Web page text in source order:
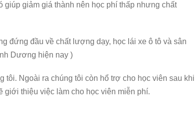
giúp giảm giá thành nên học phí thấp nhưng chất
đứng đầu về chất lượng dạy, học lái xe ô tô và sân
Dương hiện nay )
Ngoài ra chúng tôi còn hổ trợ cho học viên sau khi
giới thiệu việc làm cho học viên miễn phí.